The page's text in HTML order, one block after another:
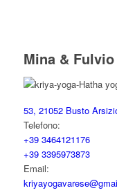
Mina & Fulvio
53, 21052 Busto
Telefono:
+39 3464121176
+39 3395973873
Email: